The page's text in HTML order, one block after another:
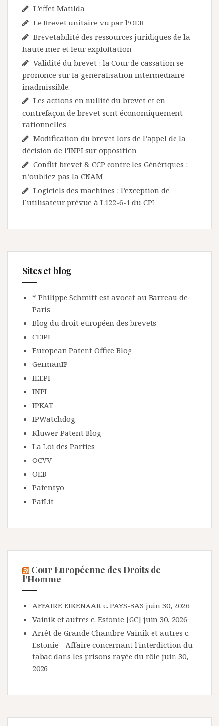
L’effet Matilda
Le Brevet unitaire vu par l’OEB
Brevetabilité des ressources juridiques de la
haute mer et leur exploitation
Validité du brevet : la Cour de cassation se
prononce sur la généralisation intermédiaire
inadmissible.
Les actions en nullité du brevet et en
contrefaçon de brevet sont économiquement
rationnelles
Modification du brevet lors de l’appel de la
décision de l’INPI sur opposition
Conflit brevet & CCP contre les Génériques :
n‘oubliez pas la CNAM
Logiciels des machines : l’exception de
l’utilisateur prévue à L122-6-1 du CPI
Sites et blog
* Philippe Schmitt est avocat au Barreau de
Paris
Blog du droit européen des brevets
CEIPI
European Patent Office Blog
GermanIP
IEEPI
INPI
IPKAT
IPWatchdog
Kluwer Patent Blog
La Loi des Parties
OCVV
OEB
Patentyo
PatLit
Cour Européenne des Droits de
l’Homme
AFFAIRE EIKENAAR c. PAYS-BAS juin 30, 2026
Vainik et autres c. Estonie [GC] juin 30, 2026
Arrêt de Grande Chambre Vainik et autres c.
Estonie - Affaire concernant l'interdiction du
tabac dans les prisons rayée du rôle juin 30,
2026